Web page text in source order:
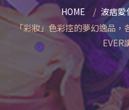
HOME 波痞愛
「彩妝」色彩控的夢幻逸品，
EVER